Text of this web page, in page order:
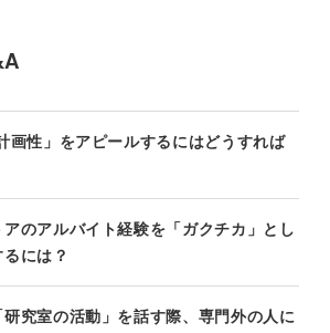
画性」をアピールするにはどうすれば
アのアルバイト経験を「ガクチカ」とし
には？
研究室の活動」を話す際、専門外の人に